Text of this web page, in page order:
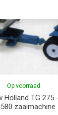
Op voorraad
Holland TG 275 -
zaaimachine